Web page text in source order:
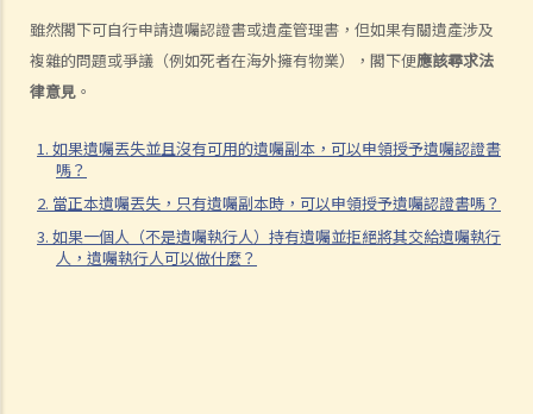
雖然閣下可自行申請遺囑認證書或遺產管理書，但如果有關遺產涉及
複雜的問題或爭議（例如死者在海外擁有物業），閣下便應該尋求法
律意見 。
1. 如果遺囑丟失並且沒有可用的遺囑副本，可以申領授予遺囑認證書
嗎？
2. 當正本遺囑丟失，只有遺囑副本時，可以申領授予遺囑認證書嗎？
3. 如果一個人（不是遺囑執行人）持有遺囑並拒絕將其交給遺囑執行
人，遺囑執行人可以做什麼？
人，遺囑執行人可以做什麼？
4. 遺產管理書 (在無遺囑而去世的情況下)
1. 如果有人根據優先次序中有權獲得遺產管理書，但他失蹤了或拒絕申
請遺產管理書。另一個人可以申請嗎？他需要做什麼？
2. 我父親的表親去世前沒有訂立遺囑。他未婚，沒有子女。他的兄弟姐
妹因年事已高不想申請遺產管理書。我父親或我可以申請遺產管理書